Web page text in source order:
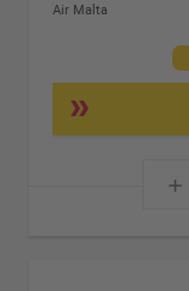
Air Malta